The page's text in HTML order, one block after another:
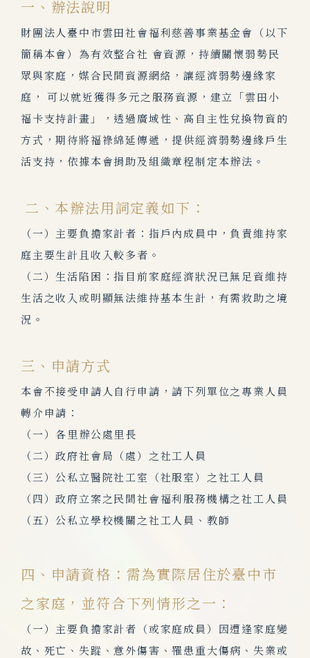
一、辦法說明
財團法人臺中市雲田社會福利慈善事業基金會（以下
簡稱本會）為有效整合社 會資源，持續關懷弱勢民
眾與家庭，媒合民間資源網絡，讓經濟弱勢邊緣家
庭， 可以就近獲得多元之服務資源，建立「雲田小
福卡支持計畫」，透過廣域性、高自主性兌換物資的
方式，期待將福祿綿延傳遞，提供經濟弱勢邊緣戶生
活支持，依據本會捐助及組織章程制定本辦法。
二、本辦法用詞定義如下：
（一）主要負擔家計者：指戶內成員中，負責維持家
庭主要生計且收入較多者。
（二）生活陷困：指目前家庭經濟狀況已無足資維持
生活之收入或明顯無法維持基本生計，有需救助之境
況。
三、申請方式
本會不接受申請人自行申請，請下列單位之專業人員
轉介申請：
（一）各里辦公處里長
（二）政府社會局（處）之社工人員
（三）公私立醫院社工室（社服室）之社工人員
（四）政府立案之民間社會福利服務機構之社工人員
（五）公私立學校機關之社工人員、教師
四、申請資格：需為實際居住於臺中市
之家庭，並符合下列情形之一：
（一）主要負擔家計者（或家庭成員）因遭逢家庭變
故、死亡、失蹤、意外傷害、罹患重大傷病、失業或